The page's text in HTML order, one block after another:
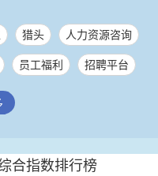
猎头 人力资源咨询
员工福利 招聘平台
员工健康服务
其它
合指数排行榜